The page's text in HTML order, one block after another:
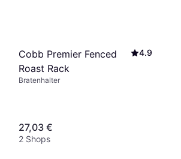
Cobb Premier Fenced
Roast Rack
4.9
Bratenhalter
27,03 €
2 Shops